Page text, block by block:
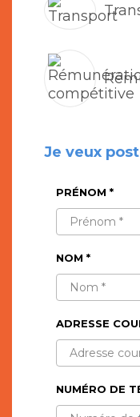
Je veux
PRÉNOM *
NOM *
ADRESSE
NUMÉRO DE